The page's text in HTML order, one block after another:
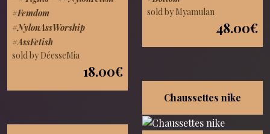
#Femdom
#NylonAssWorship
#AssFetish
sold by DéesseMia
18.00€
sold by Myamulan
48.00€
Chaussettes nike